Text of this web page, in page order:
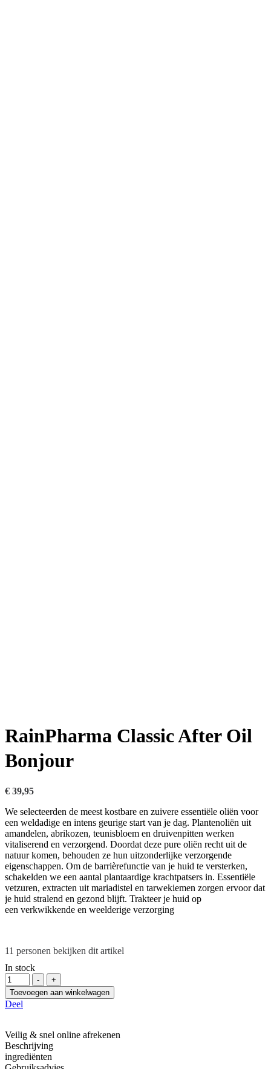
RainPharma Classic After Oil
Bonjour
€ 39,95
We selecteerden de meest kostbare en zuivere essentiële oliën voor
een weldadige en intens geurige start van je dag. Plantenoliën uit
amandelen, abrikozen, teunisbloem en druivenpitten werken
vitaliserend en verzorgend. Doordat deze pure oliën recht uit de
natuur komen, behouden ze hun uitzonderlijke verzorgende
eigenschappen. Om de barrièrefunctie van je huid te versterken,
schakelden we een aantal plantaardige krachtpatsers in. Essentiële
vetzuren, extracten uit mariadistel en tarwekiemen zorgen ervoor dat
je huid stralend en gezond blijft. Trakteer je huid op
een verkwikkende en weelderige verzorging
11 personen bekijken dit artikel
In stock
Hoeveelheid
-
+
Toevoegen aan winkelwagen
Deel
Veilig & snel online afrekenen
Beschrijving
ingrediënten